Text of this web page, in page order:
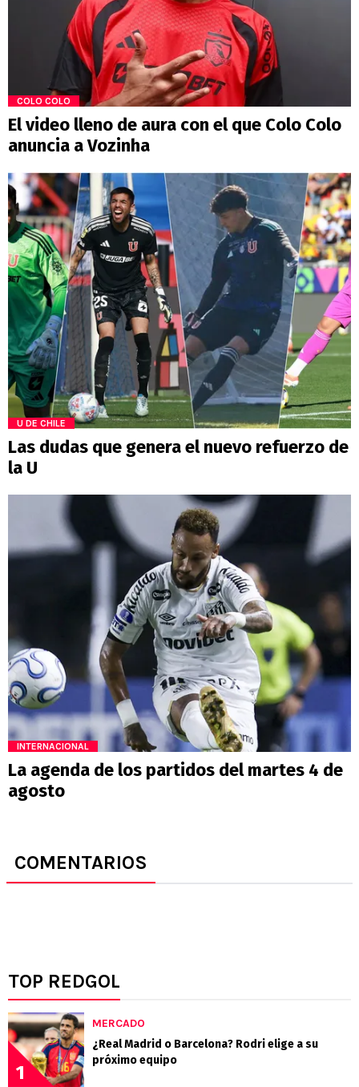
COLO COLO
El video lleno de aura con el que Colo Colo
anuncia a Vozinha
U DE CHILE
Las dudas que genera el nuevo refuerzo de
la U
INTERNACIONAL
La agenda de los partidos del martes 4 de
agosto
COMENTARIOS
TOP REDGOL
1
MERCADO
¿Real Madrid o Barcelona? Rodri elige a su
próximo equipo